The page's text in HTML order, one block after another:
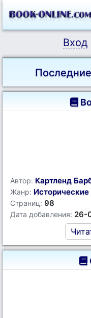
Вход
Автор: Картленд
Жанр:
Страниц: 98
Дата добавления: 26-